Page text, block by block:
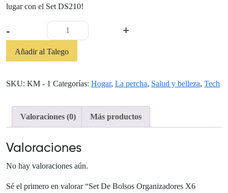
lugar con el Set DS210!
-
Set
De
Bolsos
Organizadores
Ds210
+
Añadir al Talego
SKU: KM - 1 Categorías: Hogar, La percha, Salud y belleza, Tech
Valoraciones (0) Más productos
Valoraciones
No hay valoraciones aún.
Sé el primero en valorar “Set De Bolsos Organizadores X6